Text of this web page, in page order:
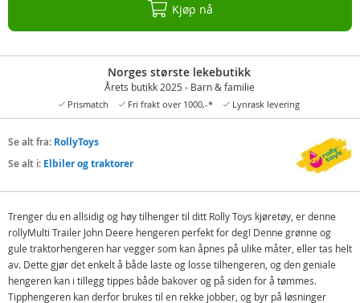
Kjøp nå
Norges største lekebutikk
Årets butikk 2025 - Barn & familie
Prismatch Fri frakt over 1000,-* Lynrask levering
Se alt fra: RollyToys
Se alt i: Elbiler og traktorer
Trenger du en allsidig og høy tilhenger til ditt Rolly Toys kjøretøy, er denne
rollyMulti Trailer John Deere hengeren perfekt for deg! Denne grønne og
gule traktorhengeren har vegger som kan åpnes på ulike måter, eller tas helt
av. Dette gjør det enkelt å både laste og losse tilhengeren, og den geniale
hengeren kan i tillegg tippes både bakover og på siden for å tømmes.
Tipphengeren kan derfor brukes til en rekke jobber, og byr på løsninger